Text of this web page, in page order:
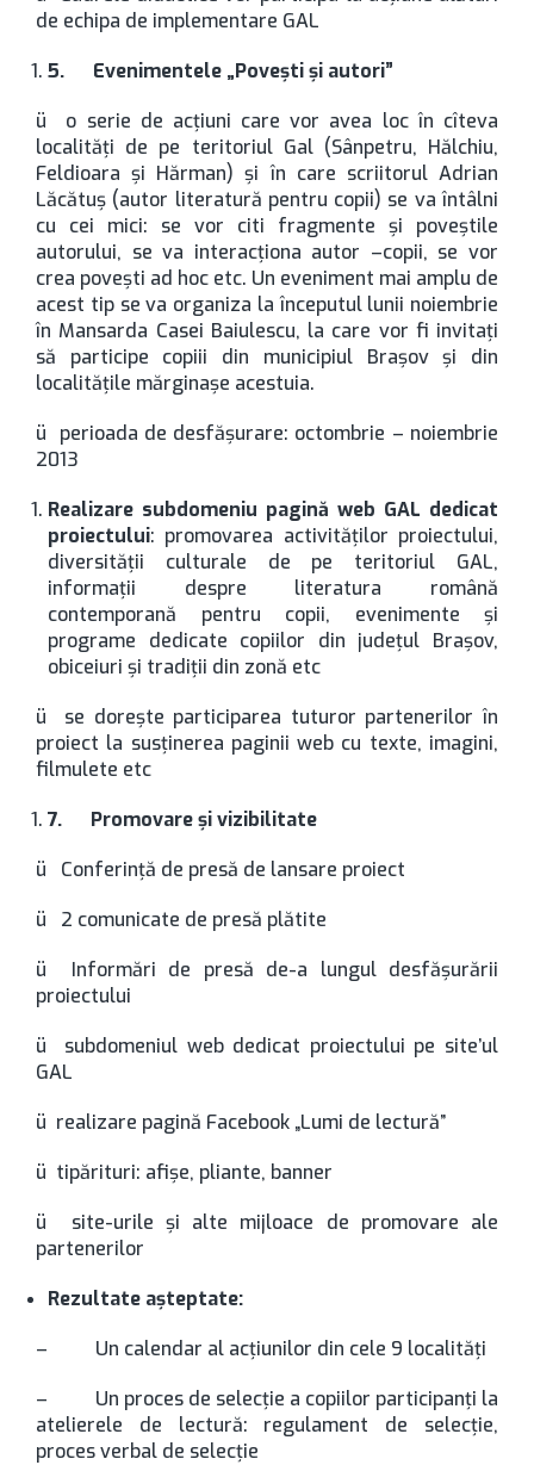
de echipa de implementare GAL
5. Evenimentele „Poveşti şi autori”
ü o serie de acţiuni care vor avea loc în cîteva
localităţi de pe teritoriul Gal (Sânpetru, Hălchiu,
Feldioara şi Hărman) şi în care scriitorul Adrian
Lăcătuş (autor literatură pentru copii) se va întâlni
cu cei mici: se vor citi fragmente şi poveştile
autorului, se va interacţiona autor –copii, se vor
crea poveşti ad hoc etc. Un eveniment mai amplu de
acest tip se va organiza la începutul lunii noiembrie
în Mansarda Casei Baiulescu, la care vor fi invitaţi
să participe copiii din municipiul Braşov şi din
localităţile mărginaşe acestuia.
ü perioada de desfăşurare: octombrie – noiembrie
2013
Realizare subdomeniu pagină web GAL dedicat
proiectului: promovarea activităţilor proiectului,
diversităţii culturale de pe teritoriul GAL,
informaţii despre literatura română
contemporană pentru copii, evenimente şi
programe dedicate copiilor din judeţul Braşov,
obiceiuri şi tradiţii din zonă etc
ü se doreşte participarea tuturor partenerilor în
proiect la susţinerea paginii web cu texte, imagini,
filmulete etc
7. Promovare şi vizibilitate
ü Conferinţă de presă de lansare proiect
ü 2 comunicate de presă plătite
ü Informări de presă de-a lungul desfăşurării
proiectului
ü subdomeniul web dedicat proiectului pe site’ul
GAL
ü realizare pagină Facebook „Lumi de lectură”
ü tipărituri: afişe, pliante, banner
ü site-urile şi alte mijloace de promovare ale
partenerilor
Rezultate aşteptate:
– Un calendar al acţiunilor din cele 9 localităţi
– Un proces de selecţie a copiilor participanţi la
atelierele de lectură: regulament de selecţie,
proces verbal de selecţie